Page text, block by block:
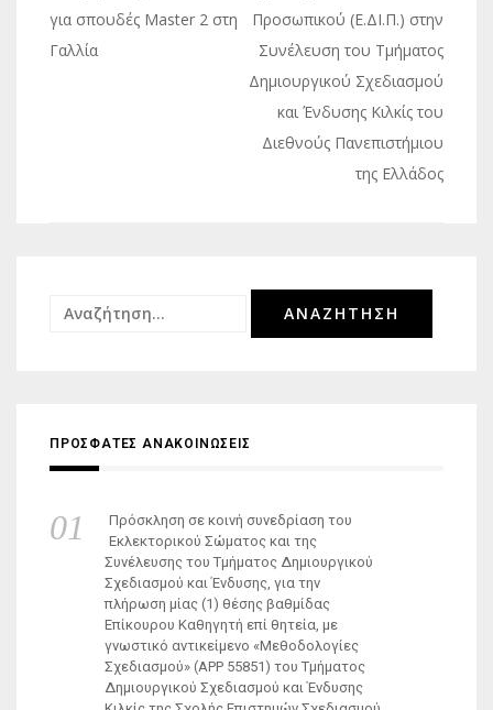
για σπουδές Master 2 στη
Γαλλία
Προσωπικού (Ε.ΔΙ.Π.) στην
Συνέλευση του Τμήματος
Δημιουργικού Σχεδιασμού
και Ένδυσης Κιλκίς του
Διεθνούς Πανεπιστήμιου
της Ελλάδος
Αναζήτηση
ΠΡΟΣΦΑΤΕΣ ΑΝΑΚΟΙΝΩΣΕΙΣ
Πρόσκληση σε κοινή συνεδρίαση του
Εκλεκτορικού Σώματος και της
Συνέλευσης του Τμήματος Δημιουργικού
Σχεδιασμού και Ένδυσης, για την
πλήρωση μίας (1) θέσης βαθμίδας
Επίκουρου Καθηγητή επί θητεία, με
γνωστικό αντικείμενο «Μεθοδολογίες
Σχεδιασμού» (ΑΡΡ 55851) του Τμήματος
Δημιουργικού Σχεδιασμού και Ένδυσης